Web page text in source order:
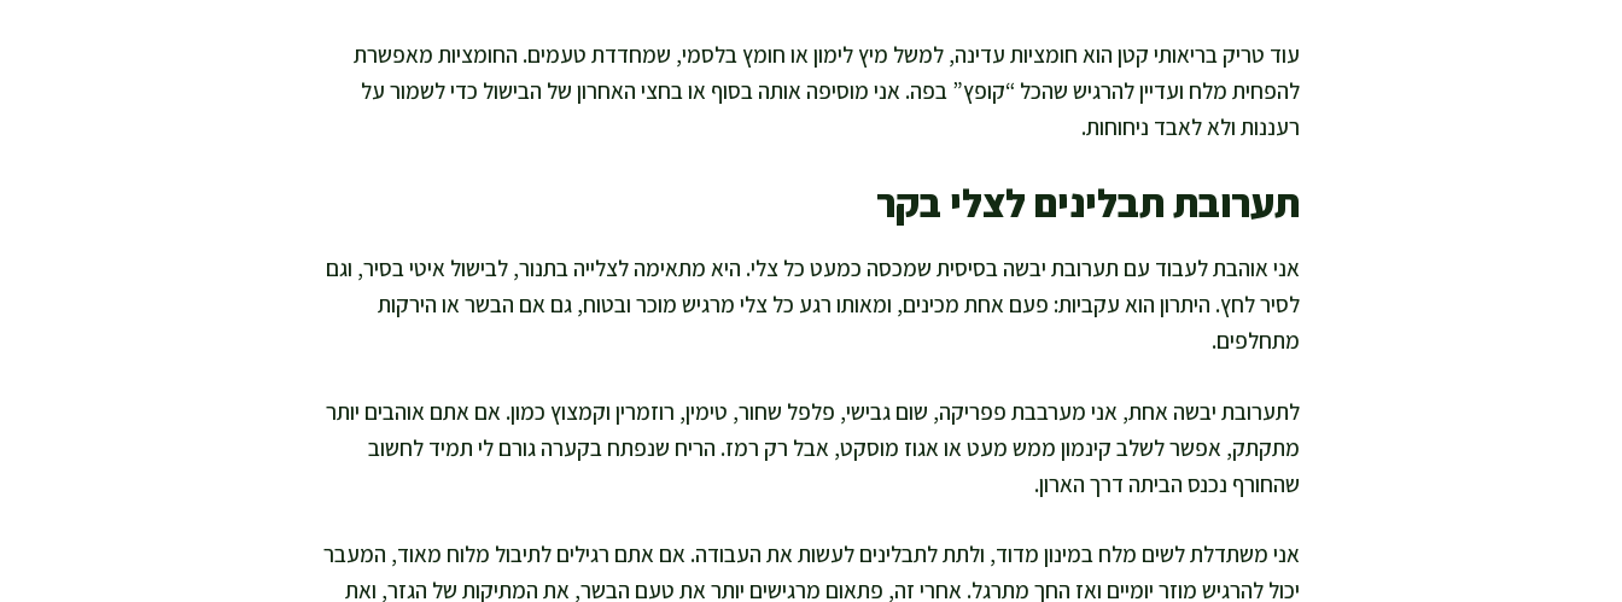
עוד טריק בריאותי קטן הוא חומציות עדינה, למשל מיץ לימון או חומץ בלסמי, שמחדדת טעמים. החומציות מאפשרת
להפחית מלח ועדיין להרגיש שהכל “קופץ” בפה. אני מוסיפה אותה בסוף או בחצי האחרון של הבישול כדי לשמור על
רעננות ולא לאבד ניחוחות.
תערובת תבלינים לצלי בקר
אני אוהבת לעבוד עם תערובת יבשה בסיסית שמכסה כמעט כל צלי. היא מתאימה לצלייה בתנור, לבישול איטי בסיר, וגם
לסיר לחץ. היתרון הוא עקביות: פעם אחת מכינים, ומאותו רגע כל צלי מרגיש מוכר ובטוח, גם אם הבשר או הירקות
מתחלפים.
לתערובת יבשה אחת, אני מערבבת פפריקה, שום גבישי, פלפל שחור, טימין, רוזמרין וקמצוץ כמון. אם אתם אוהבים יותר
מתקתק, אפשר לשלב קינמון ממש מעט או אגוז מוסקט, אבל רק רמז. הריח שנפתח בקערה גורם לי תמיד לחשוב
שהחורף נכנס הביתה דרך הארון.
אני משתדלת לשים מלח במינון מדוד, ולתת לתבלינים לעשות את העבודה. אם אתם רגילים לתיבול מלוח מאוד, המעבר
יכול להרגיש מוזר יומיים ואז החך מתרגל. אחרי זה, פתאום מרגישים יותר את טעם הבשר, את המתיקות של הגזר, ואת